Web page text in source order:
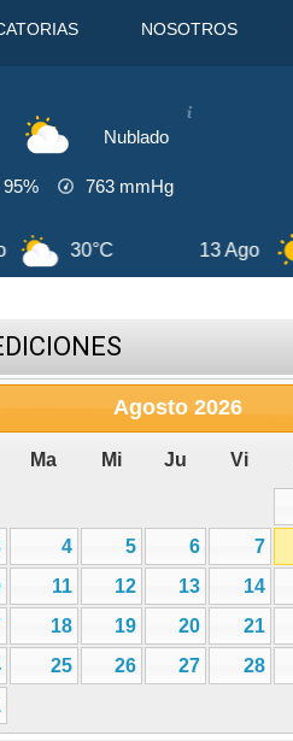
NOSOTROS
Nublado
95% 763 mmHg
14 Ago 30°C
Agosto 2026
Ma Mi Ju Vi
4 5 6 7
11 12 13 14
18 19 20 21
25 26 27 28